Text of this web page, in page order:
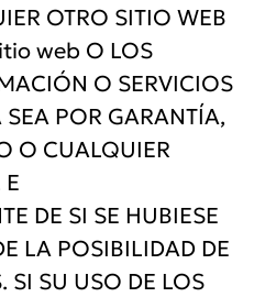
OTRO SITIO WEB
web O LOS
O SERVICIOS
POR GARANTÍA,
O CUALQUIER
DE SI SE HUBIESE
LA POSIBILIDAD DE
SI SU USO DE LOS